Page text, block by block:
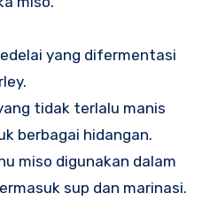
yang difermentasi
tidak terlalu manis
berbagai hidangan.
miso digunakan dalam
sup dan marinasi.